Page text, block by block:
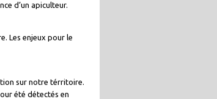
d’un apiculteur.
Les enjeux pour le
sur notre térritoire.
été détectés en